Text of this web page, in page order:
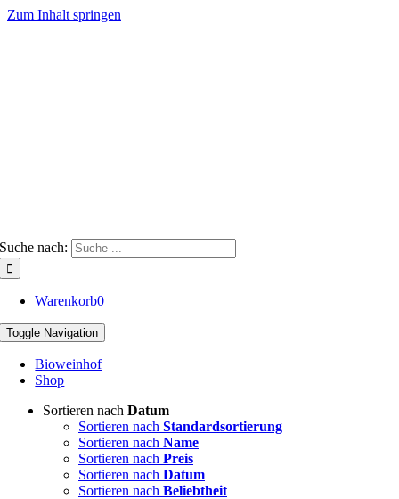
Zum Inhalt springen
Suche nach:
Warenkorb0
Toggle Navigation
Bioweinhof
Shop
Sortieren nach Datum
Sortieren nach Standardsortierung
Sortieren nach Name
Sortieren nach Preis
Sortieren nach Datum
Sortieren nach Beliebtheit